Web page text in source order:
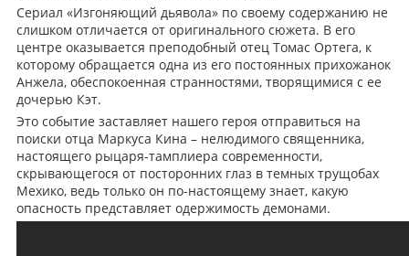
Сериал «Изгоняющий дьявола» по своему содержанию не
слишком отличается от оригинального сюжета. В его
центре оказывается преподобный отец Томас Ортега, к
которому обращается одна из его постоянных прихожанок
Анжела, обеспокоенная странностями, творящимися с ее
дочерью Кэт.
Это событие заставляет нашего героя отправиться на
поиски отца Маркуса Кина – нелюдимого священника,
настоящего рыцаря-тамплиера современности,
скрывающегося от посторонних глаз в темных трущобах
Мехико, ведь только он по-настоящему знает, какую
опасность представляет одержимость демонами.